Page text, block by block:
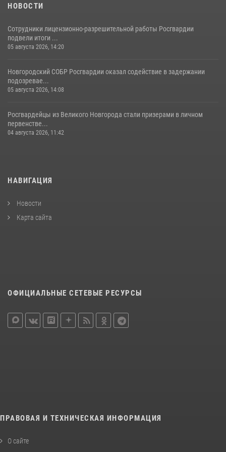
НОВОСТИ
Сотрудники лицензионно-разрешительной работы Росгвардии
подвели итоги ...
05 августа 2026, 14:20
Новгородский СОБР Росгвардии оказал содействие в задержании
подозревае...
05 августа 2026, 14:08
Росгвардейцы из Великого Новгорода стали призерами в личном
первенстве...
04 августа 2026, 11:42
НАВИГАЦИЯ
Новости
Карта сайта
ОФИЦИАЛЬНЫЕ СЕТЕВЫЕ РЕСУРСЫ
ПРАВОВАЯ И ТЕХНИЧЕСКАЯ ИНФОРМАЦИЯ
О сайте